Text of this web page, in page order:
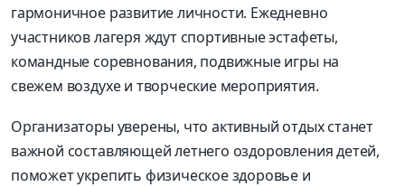
гармоничное развитие личности. Ежедневно
участников лагеря ждут спортивные эстафеты,
командные соревнования, подвижные игры на
свежем воздухе и творческие мероприятия.
Организаторы уверены, что активный отдых станет
важной составляющей летнего оздоровления детей,
поможет укрепить физическое здоровье и